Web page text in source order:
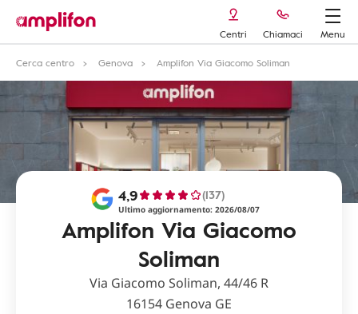
Centri Chiamaci
Menu
Cerca centro
Genova Amplifon Via Giacomo Soliman
Amplifon Via Giacomo
Soliman
4,9 (137)
Ultimo aggiornamento: 2026/08/07
Via Giacomo Soliman, 44/46 R
16154 Genova GE